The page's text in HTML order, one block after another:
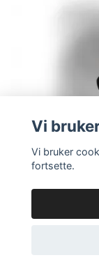
Knagg
Vi
Vi bruker
fortsette.